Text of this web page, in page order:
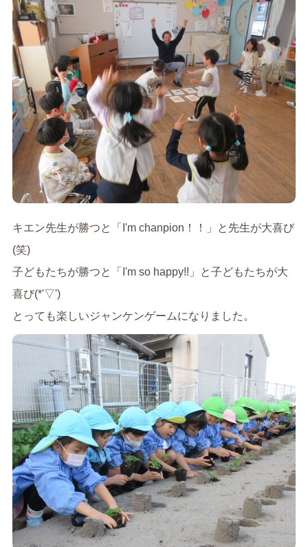
キエン先生が勝つと「I'm chanpion！！」と先生が大喜び
(笑)
子どもたちが勝つと「I'm so happy!!」と子どもたちが大
喜び(*'▽')
とっても楽しいジャンケンゲームになりました。